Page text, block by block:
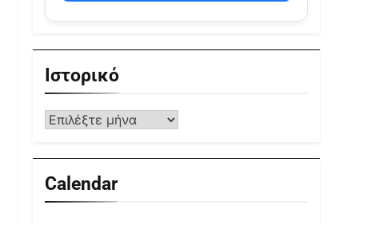
Ιστορικό
Calendar